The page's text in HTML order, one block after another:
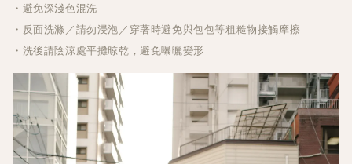
・避免深淺色混洗
・反面洗滌／請勿浸泡／穿著時避免與包包等粗糙物接觸摩擦
・洗後請陰涼處平攤晾乾，避免曝曬變形